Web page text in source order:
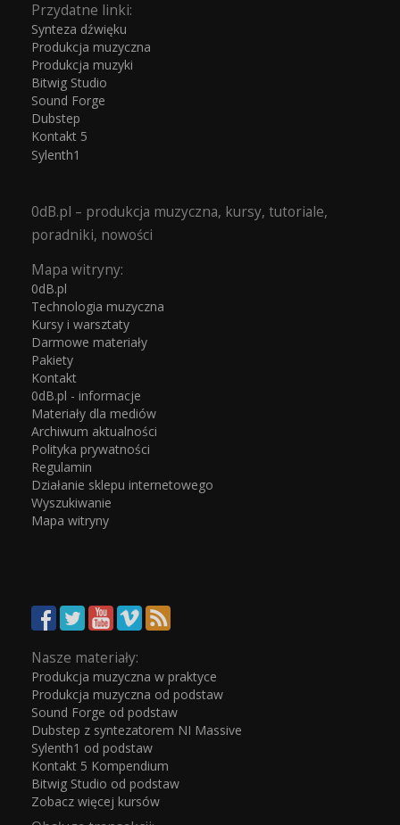
Przydatne linki:
Synteza dźwięku
Produkcja muzyczna
Produkcja muzyki
Bitwig Studio
Sound Forge
Dubstep
Kontakt 5
Sylenth1
0dB.pl – produkcja muzyczna, kursy, tutoriale,
poradniki, nowości
Mapa witryny:
0dB.pl
Technologia muzyczna
Kursy i warsztaty
Darmowe materiały
Pakiety
Kontakt
0dB.pl - informacje
Materiały dla mediów
Archiwum aktualności
Polityka prywatności
Regulamin
Działanie sklepu internetowego
Wyszukiwanie
Mapa witryny
Nasze materiały:
Produkcja muzyczna w praktyce
Produkcja muzyczna od podstaw
Sound Forge od podstaw
Dubstep z syntezatorem NI Massive
Sylenth1 od podstaw
Kontakt 5 Kompendium
Bitwig Studio od podstaw
Zobacz więcej kursów